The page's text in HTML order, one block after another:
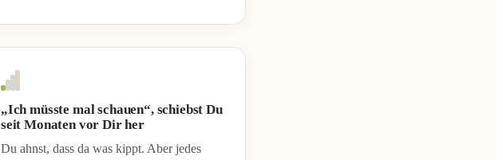
„Ich müsste mal schauen“, schiebst Du
seit Monaten vor Dir her
Du ahnst, dass da was kippt. Aber jedes